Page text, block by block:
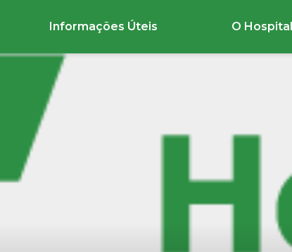
Informações Úteis O Hospital